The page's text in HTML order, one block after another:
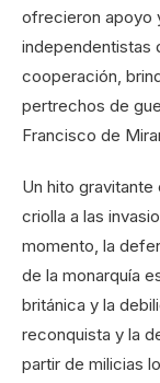
ofrecieron apoyo
independentistas
cooperación,
pertrechos de
Francisco de
Un hito gravitante
criolla a las
momento, la
de la monarquía
británica y la
reconquista y la
partir de milicias